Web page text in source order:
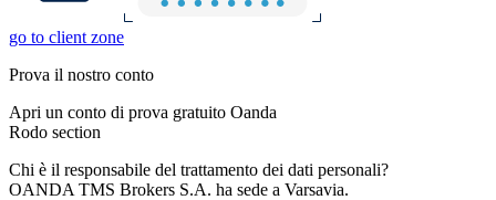
go to client zone
Prova il nostro conto
Apri un conto di prova gratuito Oanda
Rodo section
Chi è il responsabile del trattamento dei dati personali?
OANDA TMS Brokers S.A. ha sede a Varsavia.